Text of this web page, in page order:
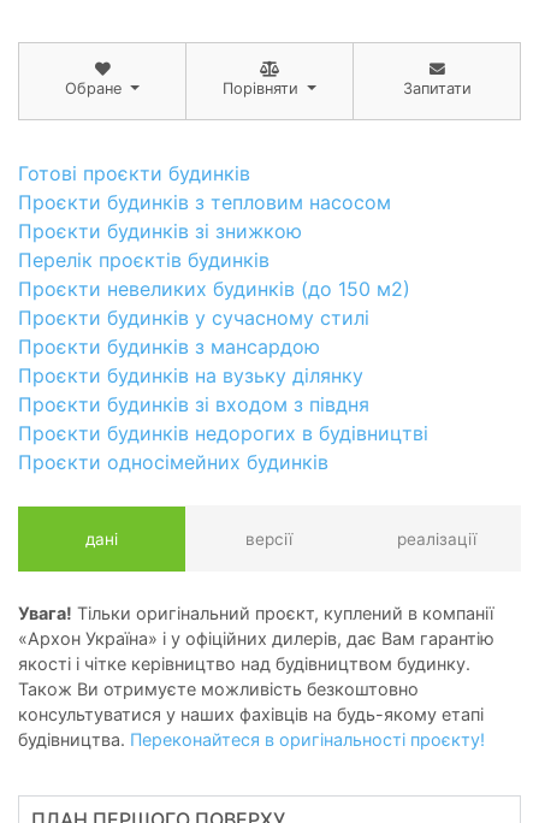
Обране Порівняти Запитати
Готові проєкти будинків
Проєкти будинків з тепловим насосом
Проєкти будинків зі знижкою
Перелік проєктів будинків
Проєкти невеликих будинків (до 150 м2)
Проєкти будинків у сучасному стилі
Проєкти будинків з мансардою
Проєкти будинків на вузьку ділянку
Проєкти будинків зі входом з півдня
Проєкти будинків недорогих в будівництві
Проєкти односімейних будинків
дані версії реалізації
Увага! Тільки оригінальний проєкт, куплений в компанії
«Архон Україна» і у офіційних дилерів, дає Вам гарантію
якості і чітке керівництво над будівництвом будинку.
Також Ви отримуєте можливість безкоштовно
консультуватися у наших фахівців на будь-якому етапі
будівництва. Переконайтеся в оригінальності проєкту!